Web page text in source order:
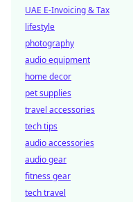
UAE E-Invoicing & Tax
lifestyle
photography
audio equipment
home decor
pet supplies
travel accessories
tech tips
audio accessories
audio gear
fitness gear
tech travel